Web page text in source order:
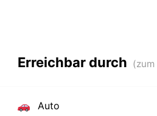
Erreichbar durch
Auto